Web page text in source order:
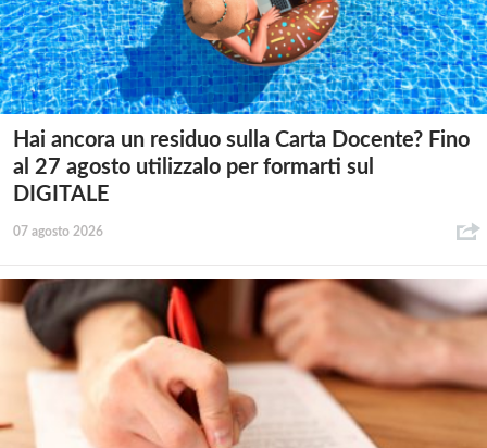
Hai ancora un residuo sulla Carta Docente? Fino
al 27 agosto utilizzalo per formarti sul
DIGITALE
07 agosto 2026